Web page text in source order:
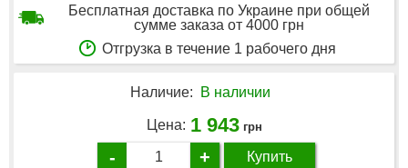
Бесплатная доставка по Украине при общей
сумме заказа от 4000 грн
Отгрузка в течение 1 рабочего дня
Наличие: В наличии
Цена: 1 943 грн
- + Купить